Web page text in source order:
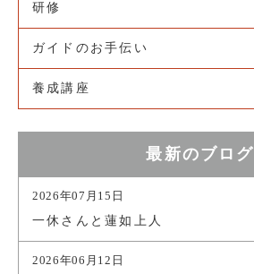
研修
ガイドのお手伝い
養成講座
最新のブログ
2026年07月15日
一休さんと蓮如上人
2026年06月12日